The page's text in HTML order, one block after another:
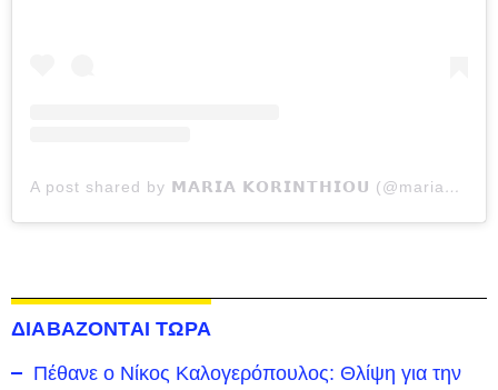
A post shared by 𝗠𝗔𝗥𝗜𝗔 𝗞𝗢𝗥𝗜𝗡𝗧𝗛𝗜𝗢𝗨 (@mariakorinthiou)
ΔΙΑΒΑΖΟΝΤΑΙ ΤΩΡΑ
Πέθανε ο Νίκος Καλογερόπουλος: Θλίψη για την